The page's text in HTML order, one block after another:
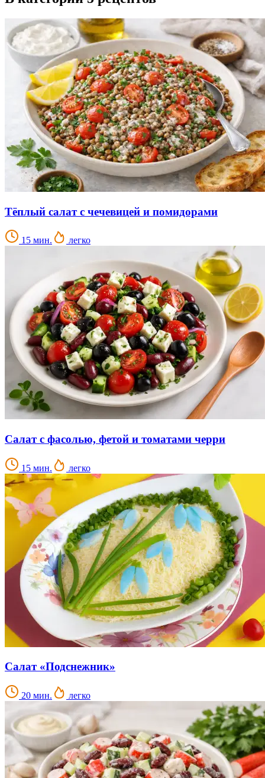
Тёплый салат с чечевицей и помидорами
15 мин. легко
Салат с фасолью, фетой и томатами черри
15 мин. легко
Салат «Подснежник»
20 мин. легко